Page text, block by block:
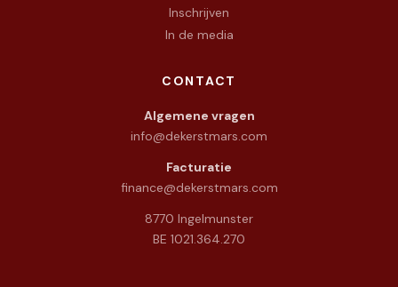
Inschrijven
In de media
CONTACT
Algemene vragen
info@dekerstmars.com
Facturatie
finance@dekerstmars.com
8770 Ingelmunster
BE 1021.364.270